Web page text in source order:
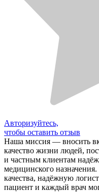
Авторизуйтесь,
чтобы оставить отзыв
Наша миссия — вносить
качество жизни людей,
и частным клиентам
медицинского
качества, надёжную
пациент и каждый врач